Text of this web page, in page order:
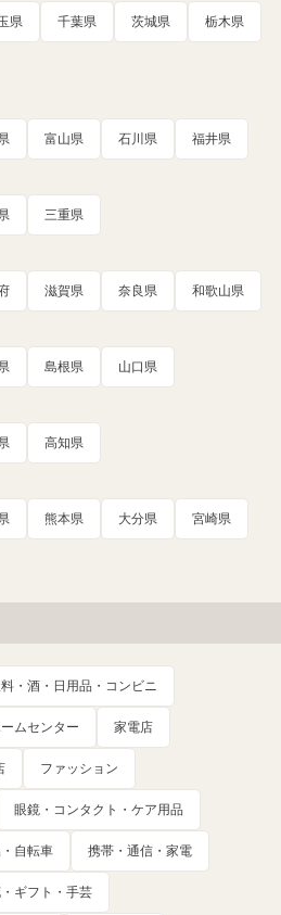
県 千葉県 茨城県 栃木県
富山県 石川県 福井県
三重県
滋賀県 奈良県 和歌山県
島根県 山口県
高知県
熊本県 大分県 宮崎県
・酒・日用品・コンビニ
ムセンター 家電店
ファッション
眼鏡・コンタクト・ケア用品
自転車 携帯・通信・家電
ギフト・手芸